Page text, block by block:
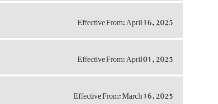
Effective From: April 16, 2025
Effective From: April 01, 2025
Effective From: March 16, 2025